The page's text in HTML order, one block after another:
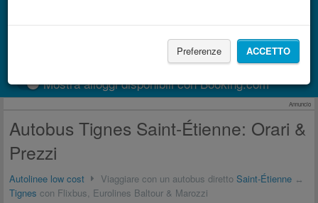
Preferenze ACCETTO
Mostra alloggi disponibili con Booking.com
Annuncio
Autobus Tignes Saint-Étienne: Orari &
Prezzi
Autolinee low cost Viaggiare con un autobus diretto Saint-Étienne ↔
Tignes con Flixbus, Eurolines Baltour & Marozzi